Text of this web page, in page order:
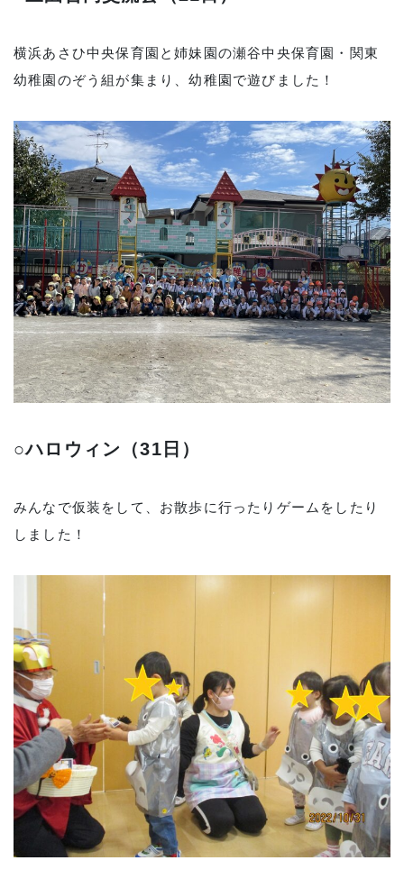
横浜あさひ中央保育園と姉妹園の瀬谷中央保育園・関東
幼稚園のぞう組が集まり、幼稚園で遊びました！
○ハロウィン（31日）
みんなで仮装をして、お散歩に行ったりゲームをしたり
しました！